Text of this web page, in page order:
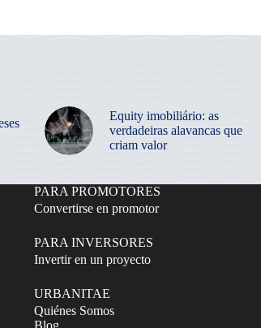
Equity imobiliário: as
verdadeiras alavancas que
criam valor
PARA PROMOTORES
Convertirse en promotor
PARA INVERSORES
Invertir en un proyecto
URBANITAE
Quiénes Somos
Blog